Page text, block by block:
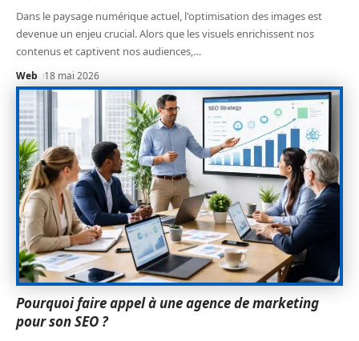
Dans le paysage numérique actuel, l'optimisation des images est
devenue un enjeu crucial. Alors que les visuels enrichissent nos
contenus et captivent nos audiences,…
Web 18 mai 2026
Pourquoi faire appel à une agence de marketing
pour son SEO ?